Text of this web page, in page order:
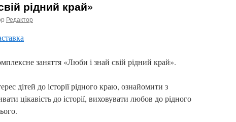
рідний край»
Редактор
заняття «Люби і знай свій рідний край».
дітей до історії рідного краю, ознайомити з
цікавість до історії, виховувати любов до рідного